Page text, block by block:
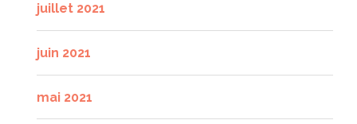
juillet 2021
juin 2021
mai 2021